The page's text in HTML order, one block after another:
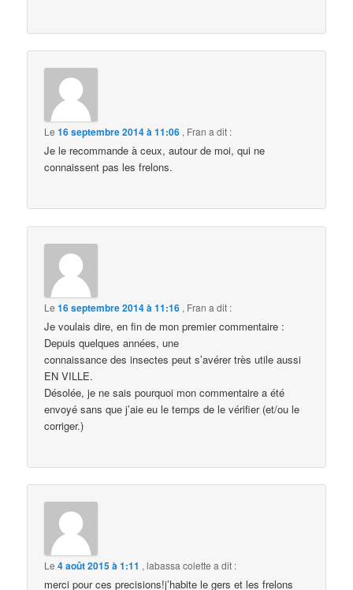
Le16 septembre 2014 à 11:06 , Fran a dit :
Je le recommande à ceux, autour de moi, qui ne
connaissent pas les frelons.
Le16 septembre 2014 à 11:16 , Fran a dit :
Je voulais dire, en fin de mon premier commentaire :
Depuis quelques années, une
connaissance des insectes peut s’avérer très utile aussi
EN VILLE.
Désolée, je ne sais pourquoi mon commentaire a été
envoyé sans que j’aie eu le temps de le vérifier (et/ou le
corriger.)
Le4 août 2015 à 1:11 ,labassa colette a dit :
merci pour ces precisions!j’habite le gers et les frelons